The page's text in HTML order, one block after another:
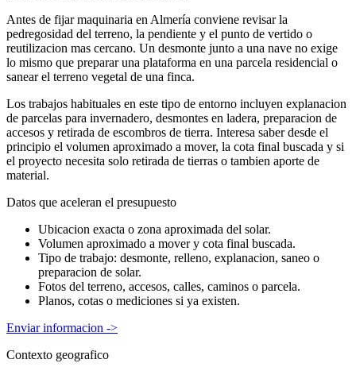
Antes de fijar maquinaria en Almería conviene revisar la
pedregosidad del terreno, la pendiente y el punto de vertido o
reutilizacion mas cercano. Un desmonte junto a una nave no exige
lo mismo que preparar una plataforma en una parcela residencial o
sanear el terreno vegetal de una finca.
Los trabajos habituales en este tipo de entorno incluyen explanacion
de parcelas para invernadero, desmontes en ladera, preparacion de
accesos y retirada de escombros de tierra. Interesa saber desde el
principio el volumen aproximado a mover, la cota final buscada y si
el proyecto necesita solo retirada de tierras o tambien aporte de
material.
Datos que aceleran el presupuesto
Ubicacion exacta o zona aproximada del solar.
Volumen aproximado a mover y cota final buscada.
Tipo de trabajo: desmonte, relleno, explanacion, saneo o
preparacion de solar.
Fotos del terreno, accesos, calles, caminos o parcela.
Planos, cotas o mediciones si ya existen.
Enviar informacion ->
Contexto geografico